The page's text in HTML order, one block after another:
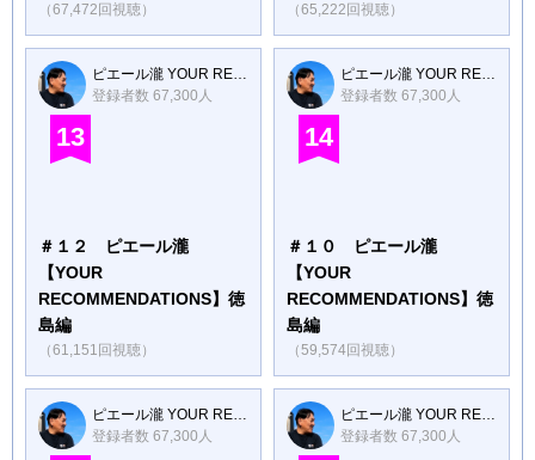
（67,472回視聴） （65,222回視聴）
ピエール瀧 YOUR RECOMMENDATIONS
登録者数 67,300人
13
＃１２ ピエール瀧
【YOUR
RECOMMENDATIONS】徳
島編
（61,151回視聴）
ピエール瀧 YOUR RECOMMENDATIONS
登録者数 67,300人
14
＃１０ ピエール瀧
【YOUR
RECOMMENDATIONS】徳
島編
（59,574回視聴）
ピエール瀧 YOUR RECOMMENDATIONS
登録者数 67,300人
ピエール瀧 YOUR RECOMMENDATIONS
登録者数 67,300人